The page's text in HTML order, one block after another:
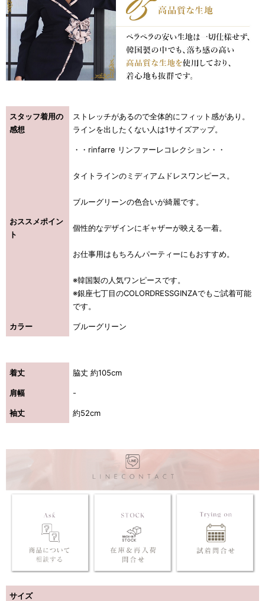
スタッフ着用の
感想
ストレッチがあるので全体的にフィット感があり。
ラインを出したくない人は1サイズアップ。
おススメポイン
ト
・・rinfarre リンファーレコレクション・・
タイトラインのミディアムドレスワンピース。
ブルーグリーンの色合いが綺麗です。
個性的なデザインにギャザーが映える一着。
お仕事用はもちろんパーティーにもおすすめ。
※韓国製の人気ワンピースです。
※銀座七丁目のCOLORDRESSGINZAでもご試着可能
です。
カラー ブルーグリーン
着丈 脇丈 約105cm
肩幅 -
袖丈 約52cm
サイズ
てる一着。
ース
ンピース
エレガンスをひとさじー
エット。 夏の視線を独り占めする「夏の主役ラップロングドレス」